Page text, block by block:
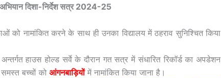
दिशा-निर्देश सत्र 2024-25
को नामांकित करने के साथ ही उनका विद्यालय में ठहराव सुनिश्चित किया
हाउस होल्ड सर्वे के दौरान गत सत्र में संधारित रिकॉर्ड का अपडेशन
बच्चों को आंगनबाड़ियोंमें नामांकित किया जाना है।